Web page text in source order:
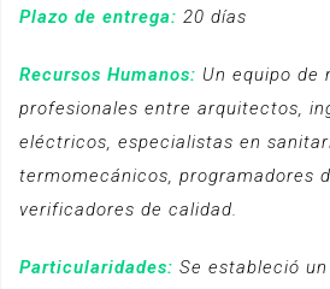
Plazo de entrega: 20 días
Recursos Humanos: Un equipo de
profesionales entre arquitectos,
eléctricos, especialistas en
termomecánicos, programadores
verificadores de calidad.
Particularidades: Se estableció